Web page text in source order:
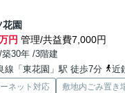
花園
円 管理/共益費7,000円
30年 /3階建
線「東花園」駅 徒歩7分
近鉄
ネット対応 敷地内ごみ置き